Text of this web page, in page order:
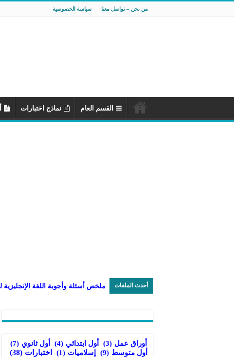
من نحن – تواصل معنا سياسة الخصوصية
القسم العام نماذج اختبارات
أحدث الملفات
أوراق عمل (3) أول ابتدائي (4) أول ثانوي (7)
أول متوسط (9) إسلاميات (1) اختبارات (38)